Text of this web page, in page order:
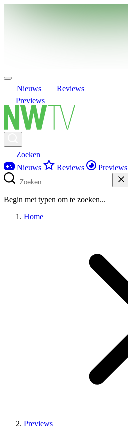
Nieuws
Reviews
Previews
Zoeken
Nieuws
Reviews Previews
Begin met typen om te zoeken...
Home
Previews